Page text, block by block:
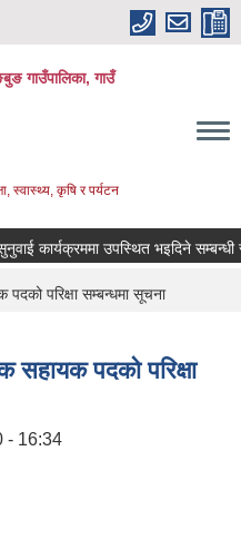
गाउँपालिका, गाउँ
स्वास्थ्य, कृषि र पर्यटन
कार्यक्रममा उपस्थित भइदिने सम्बन्धी
परिक्षा सम्बन्धमा सूचना
सहायक पदको परिक्षा
- 16:34